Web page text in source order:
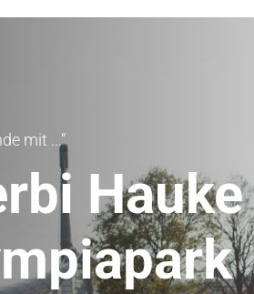
mit ...“
Hauke